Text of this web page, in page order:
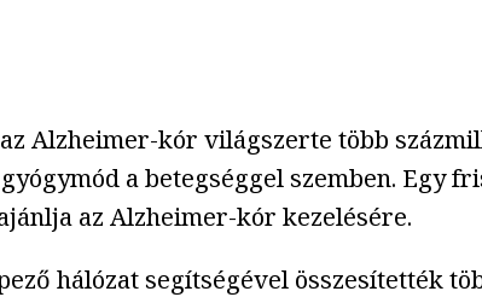
Alzheimer-kór világszerte több
a betegséggel szemben. Egy
az Alzheimer-kór kezelésére.
hálózat segítségével összesítették